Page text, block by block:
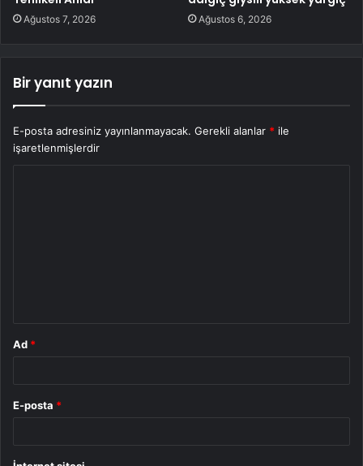
Ağustos 7, 2026 Ağustos 6, 2026
Bir yanıt yazın
E-posta adresiniz yayınlanmayacak. Gerekli alanlar * ile
işaretlenmişlerdir
Ad *
E-posta *